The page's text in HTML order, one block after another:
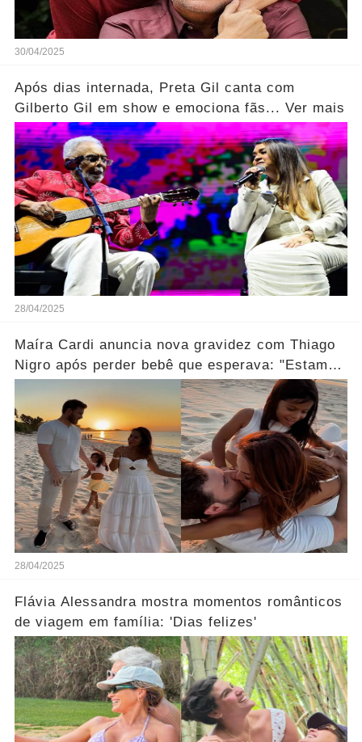
30/04/2025
Após dias internada, Preta Gil canta com
Gilberto Gil em show e emociona fãs... Ver mais
28/04/2025
Maíra Cardi anuncia nova gravidez com Thiago
Nigro após perder bebê que esperava: "Estamos
28/04/2025
Flávia Alessandra mostra momentos românticos
de viagem em família: 'Dias felizes'